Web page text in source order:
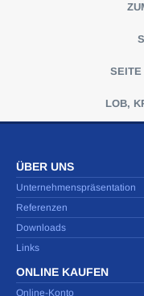
SEITE
LOB,
ÜBER UNS
Unternehmenspräsentation
Referenzen
Downloads
Links
ONLINE KAUFEN
Online-Konto